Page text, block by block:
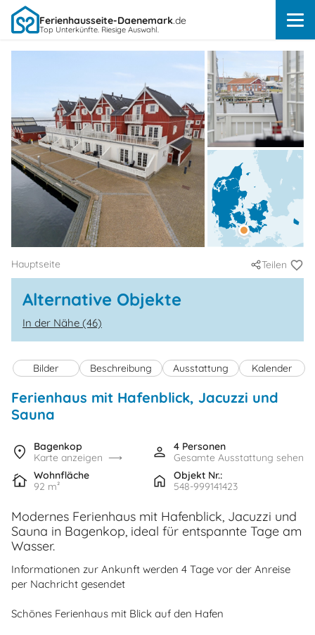
Ferienhausseite-Daenemark.de
Top Unterkünfte. Riesige Auswahl.
Hauptseite Teilen
Alternative Objekte
In der Nähe (46)
Bilder Beschreibung Ausstattung Kalender
Ferienhaus mit Hafenblick, Jacuzzi und
Sauna
Bagenkop
Karte anzeigen
4 Personen
Gesamte Ausstattung sehen
Wohnfläche
92 m²
Objekt Nr.:
548-999141423
Modernes Ferienhaus mit Hafenblick, Jacuzzi und
Sauna in Bagenkop, ideal für entspannte Tage am
Wasser.
Informationen zur Ankunft werden 4 Tage vor der Anreise
per Nachricht gesendet
Schönes Ferienhaus mit Blick auf den Hafen